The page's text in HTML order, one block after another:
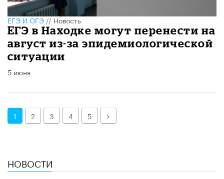
ЕГЭ И ОГЭ//Новость
ЕГЭ в Находке могут перенести на
август из-за эпидемиологической
ситуации
5 июня
1 2 3 4 5 Далее
НОВОСТИ